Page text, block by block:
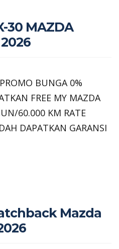
30 MAZDA
BUNGA 0%
FREE MY MAZDA
60.000 KM RATE
DAPATKAN GARANSI
Mazda